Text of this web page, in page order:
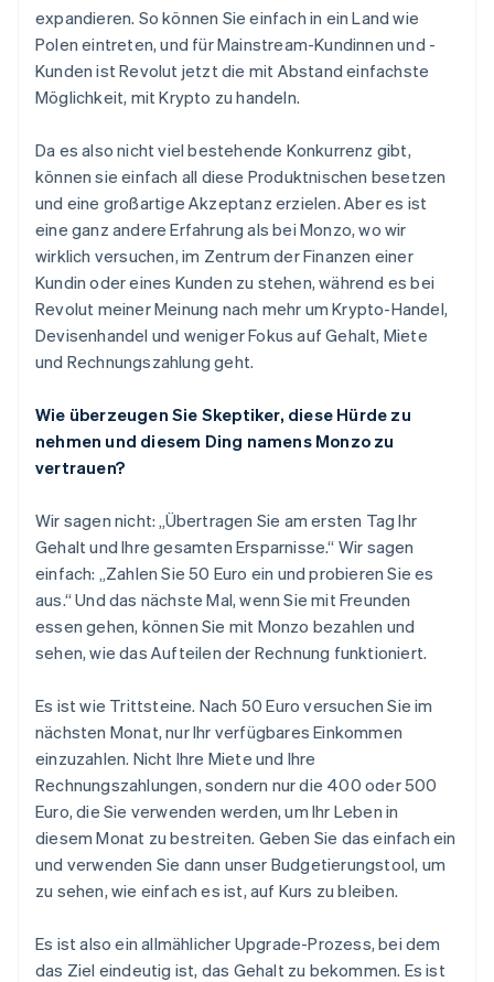
expandieren. So können Sie einfach in ein Land wie
Polen eintreten, und für Mainstream-Kundinnen und -
Kunden ist Revolut jetzt die mit Abstand einfachste
Möglichkeit, mit Krypto zu handeln.
Da es also nicht viel bestehende Konkurrenz gibt,
können sie einfach all diese Produktnischen besetzen
und eine großartige Akzeptanz erzielen. Aber es ist
eine ganz andere Erfahrung als bei Monzo, wo wir
wirklich versuchen, im Zentrum der Finanzen einer
Kundin oder eines Kunden zu stehen, während es bei
Revolut meiner Meinung nach mehr um Krypto-Handel,
Devisenhandel und weniger Fokus auf Gehalt, Miete
und Rechnungszahlung geht.
Wie überzeugen Sie Skeptiker, diese Hürde zu
nehmen und diesem Ding namens Monzo zu
vertrauen?
Wir sagen nicht: „Übertragen Sie am ersten Tag Ihr
Gehalt und Ihre gesamten Ersparnisse.“ Wir sagen
einfach: „Zahlen Sie 50 Euro ein und probieren Sie es
aus.“ Und das nächste Mal, wenn Sie mit Freunden
essen gehen, können Sie mit Monzo bezahlen und
sehen, wie das Aufteilen der Rechnung funktioniert.
Es ist wie Trittsteine. Nach 50 Euro versuchen Sie im
nächsten Monat, nur Ihr verfügbares Einkommen
einzuzahlen. Nicht Ihre Miete und Ihre
Rechnungszahlungen, sondern nur die 400 oder 500
Euro, die Sie verwenden werden, um Ihr Leben in
diesem Monat zu bestreiten. Geben Sie das einfach ein
und verwenden Sie dann unser Budgetierungstool, um
zu sehen, wie einfach es ist, auf Kurs zu bleiben.
Es ist also ein allmählicher Upgrade-Prozess, bei dem
das Ziel eindeutig ist, das Gehalt zu bekommen. Es ist
Australien
English
Belgien
Français
Brasilien
PortuguêsEnglish
Bulgarien
English
Deutschland
DeutschEnglish
Estland
Festlandchina
简体中文 English
Finnland
EnglishSvenska
Frankreich
FrançaisEnglish
Gibraltar
English
English
Indien
English
Irland
English
Italien
Japan
日本語 English
English Français
Kroatien